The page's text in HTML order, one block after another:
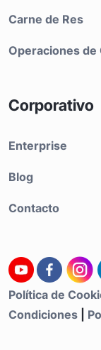
Carne de Res
Operaciones de
Corporativo
Enterprise
Blog
Contacto
Política de
Condiciones